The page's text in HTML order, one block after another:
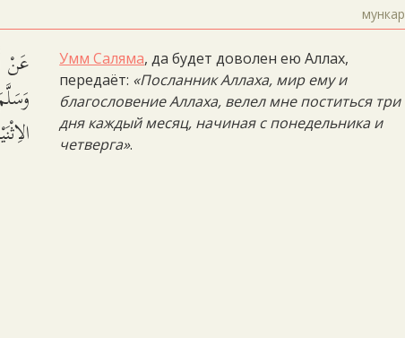
мункар
عَنْ Умм Саляма, да будет доволен ею Аллах,
передаёт: «Посланник Аллаха, мир ему и
благословение Аллаха, велел мне поститься три
дня каждый месяц, начиная с понедельника и
четверга».